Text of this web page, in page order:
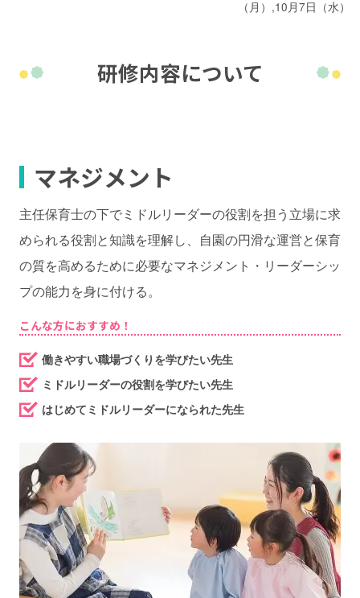
（月）,10月7日（水）
研修内容について
マネジメント
主任保育士の下でミドルリーダーの役割を担う立場に求
められる役割と知識を理解し、自園の円滑な運営と保育
の質を高めるために必要なマネジメント・リーダーシッ
プの能力を身に付ける。
こんな方におすすめ！
働きやすい職場づくりを学びたい先生
ミドルリーダーの役割を学びたい先生
はじめてミドルリーダーになられた先生